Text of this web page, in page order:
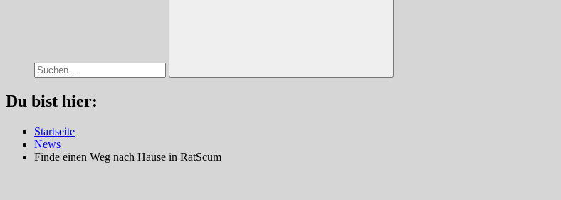
Suchen
Du bist hier:
Startseite
News
Finde einen Weg nach Hause in RatScum